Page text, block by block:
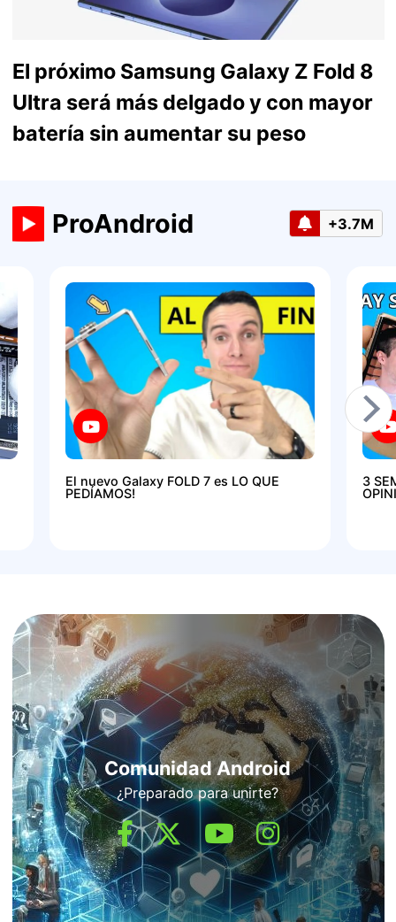
El próximo Samsung Galaxy Z Fold 8
Ultra será más delgado y con mayor
batería sin aumentar su peso
ProAndroid +3.7M
El nuevo Galaxy FOLD 7 es LO QUE
PEDÍAMOS!
3
Comunidad Android
¿Preparado para unirte?